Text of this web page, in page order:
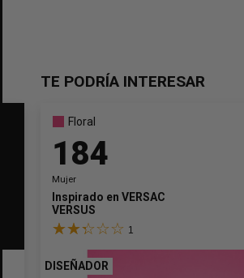
TE PODRÍA INTERESAR
Floral
184
Mujer
Inspirado en VERSACE
VERSUS
1
DISEÑADOR